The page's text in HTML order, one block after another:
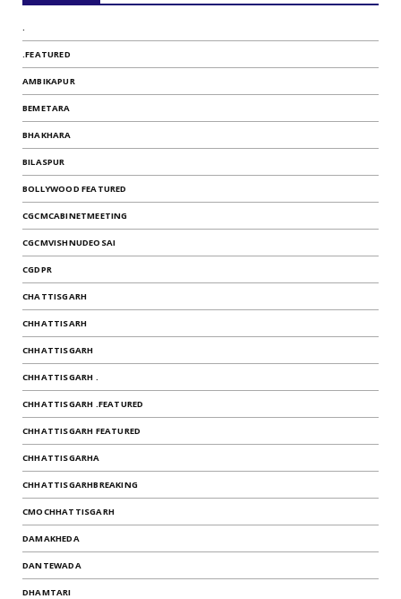
.
.FEATURED
AMBIKAPUR
BEMETARA
BHAKHARA
BILASPUR
BOLLYWOOD FEATURED
CGCMCABINETMEETING
CGCMVISHNUDEOSAI
CGDPR
CHATTISGARH
CHHATTISARH
CHHATTISGARH
CHHATTISGARH .
CHHATTISGARH .FEATURED
CHHATTISGARH FEATURED
CHHATTISGARHA
CHHATTISGARHBREAKING
CMOCHHATTISGARH
DAMAKHEDA
DANTEWADA
DHAMTARI